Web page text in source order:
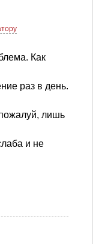
Как
раз в день.
лишь
и не